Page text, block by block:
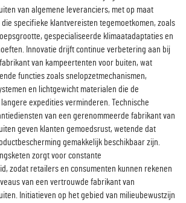
van algemene leveranciers, met op maat
specifieke klantvereisten tegemoetkomen, zoals
gespecialiseerde klimaatadaptaties en
Innovatie drijft continue verbetering aan bij
van kampeertenten voor buiten, wat
functies zoals snelopzetmechanismen,
en lichtgewicht materialen die de
expedities verminderen. Technische
van een gerenommeerde fabrikant van
geven klanten gemoedsrust, wetende dat
gemakkelijk beschikbaar zijn.
zorgt voor constante
zodat retailers en consumenten kunnen rekenen
van een vertrouwde fabrikant van
Initiatieven op het gebied van milieubewustzijn